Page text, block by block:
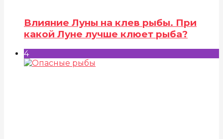
Влияние Луны на клев рыбы. При
какой Луне лучше клюет рыба?
4